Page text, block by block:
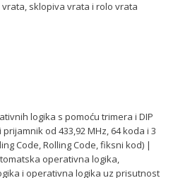
sklopiva vrata i rolo vrata
logika s pomoću trimera i DIP
od 433,92 MHz, 64 koda i 3
Code, Rolling Code, fiksni kod) |
operativna logika,
i operativna logika uz prisutnost